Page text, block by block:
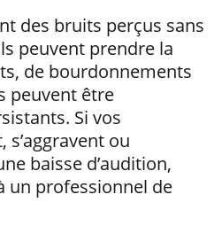
des bruits perçus sans
peuvent prendre la
de bourdonnements
peuvent être
Si vos
ou
baisse d’audition,
un professionnel de